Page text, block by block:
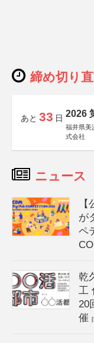
締め切り
あと 33 日 2026
福井県美
式会社
ニュース
が
ペ
乾
工
20
催